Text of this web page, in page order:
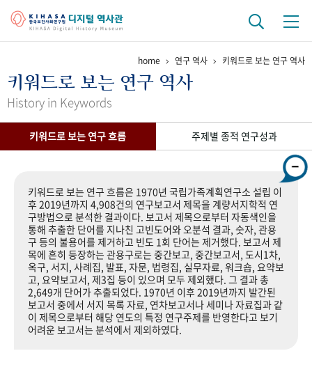
걸어온 길 기관 변천사 역대 기관장
연구 역사
기록물 아카이브
사진 아카이브 문서 기록물 행정박물 영상 기록물
+1주년 기념
성과 50선 숫자로 보는 50년 50+1주년 광장
세계와 함께 한 KIHASA
home 연구 역사 키워드로 보는 연구 역사
키워드로 보는 연구 역사
History in Keywords
키워드로 보는 연구 흐름 주제별 종적 연구성과
키워드로 보는 연구 흐름은 1970년 국립가족계획연구소 설립 이
후 2019년까지 4,908건의 연구보고서 제목을 계량서지학적 연
구방법으로 분석한 결과이다. 보고서 제목으로부터 자동색인을
통해 추출한 단어를 지나친 고빈도어와 오분석 결과, 숫자, 관용
구 등의 불용어를 제거하고 빈도 1회 단어는 제거했다. 보고서 제
목에 흔히 등장하는 관용구로는 중간보고, 중간보고서, 도시1차,
옥구, 서지, 사례집, 발표, 자문, 법령집, 실무자료, 워크숍, 요약보
고, 요약보고서, 제3집 등이 있으며 모두 제외했다. 그 결과 총
2,649개 단어가 추출되었다. 1970년 이후 2019년까지 발간된
보고서 중에서 서지 목록 자료, 연차보고서나 세미나 자료집과 같
이 제목으로부터 해당 연도의 특정 연구주제를 반영한다고 보기
어려운 보고서는 분석에서 제외하였다.